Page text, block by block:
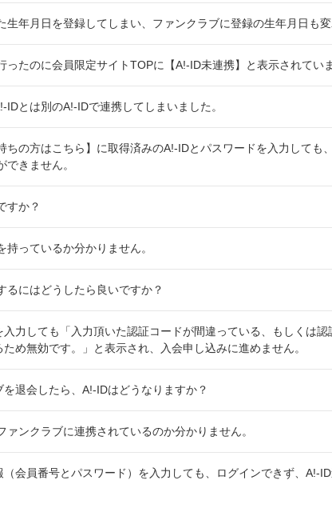
生年月日を登録してしまい、ファンクラブに登録の生年月日も変
ったのに会員限定サイトTOPに【A!-ID未連携】と表示されていま
IDとは別のA!-IDで連携してしまいました。
ちの方はこちら】に取得済みのA!-IDとパスワードを入力しても
できません。
すか？
持っているか分かりません。
るにはどうしたら良いですか？
入力しても「入力頂いた認証コードが間違っている、もしくは認
め無効です。」と表示され、入会申し込みに進めません。
を退会したら、A!-IDはどうなりますか？
ァンクラブに連携されているのか分かりません。
（会員番号とパスワード）を入力しても、ログインできず、A!-